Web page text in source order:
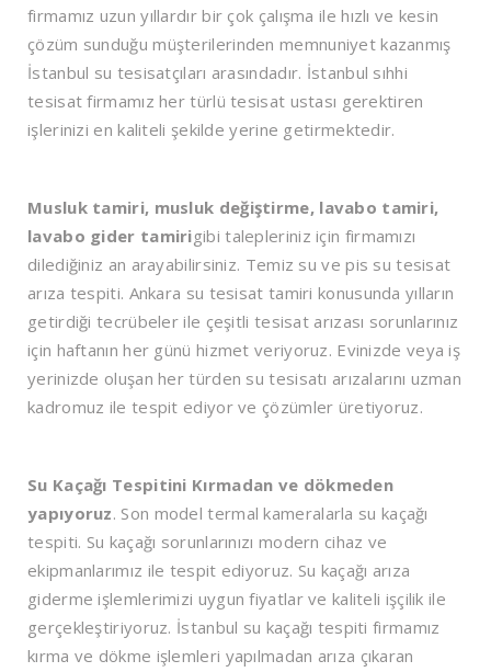
firmamız uzun yıllardır bir çok çalışma ile hızlı ve kesin
çözüm sunduğu müşterilerinden memnuniyet kazanmış
İstanbul su tesisatçıları arasındadır. İstanbul sıhhi
tesisat firmamız her türlü tesisat ustası gerektiren
işlerinizi en kaliteli şekilde yerine getirmektedir.
Musluk tamiri, musluk değiştirme, lavabo tamiri,
lavabo gider tamirigibi talepleriniz için firmamızı
dilediğiniz an arayabilirsiniz. Temiz su ve pis su tesisat
arıza tespiti. Ankara su tesisat tamiri konusunda yılların
getirdiği tecrübeler ile çeşitli tesisat arızası sorunlarınız
için haftanın her günü hizmet veriyoruz. Evinizde veya iş
yerinizde oluşan her türden su tesisatı arızalarını uzman
kadromuz ile tespit ediyor ve çözümler üretiyoruz.
Su Kaçağı Tespitini Kırmadan ve dökmeden
yapıyoruz. Son model termal kameralarla su kaçağı
tespiti. Su kaçağı sorunlarınızı modern cihaz ve
ekipmanlarımız ile tespit ediyoruz. Su kaçağı arıza
giderme işlemlerimizi uygun fiyatlar ve kaliteli işçilik ile
gerçekleştiriyoruz. İstanbul su kaçağı tespiti firmamız
kırma ve dökme işlemleri yapılmadan arıza çıkaran